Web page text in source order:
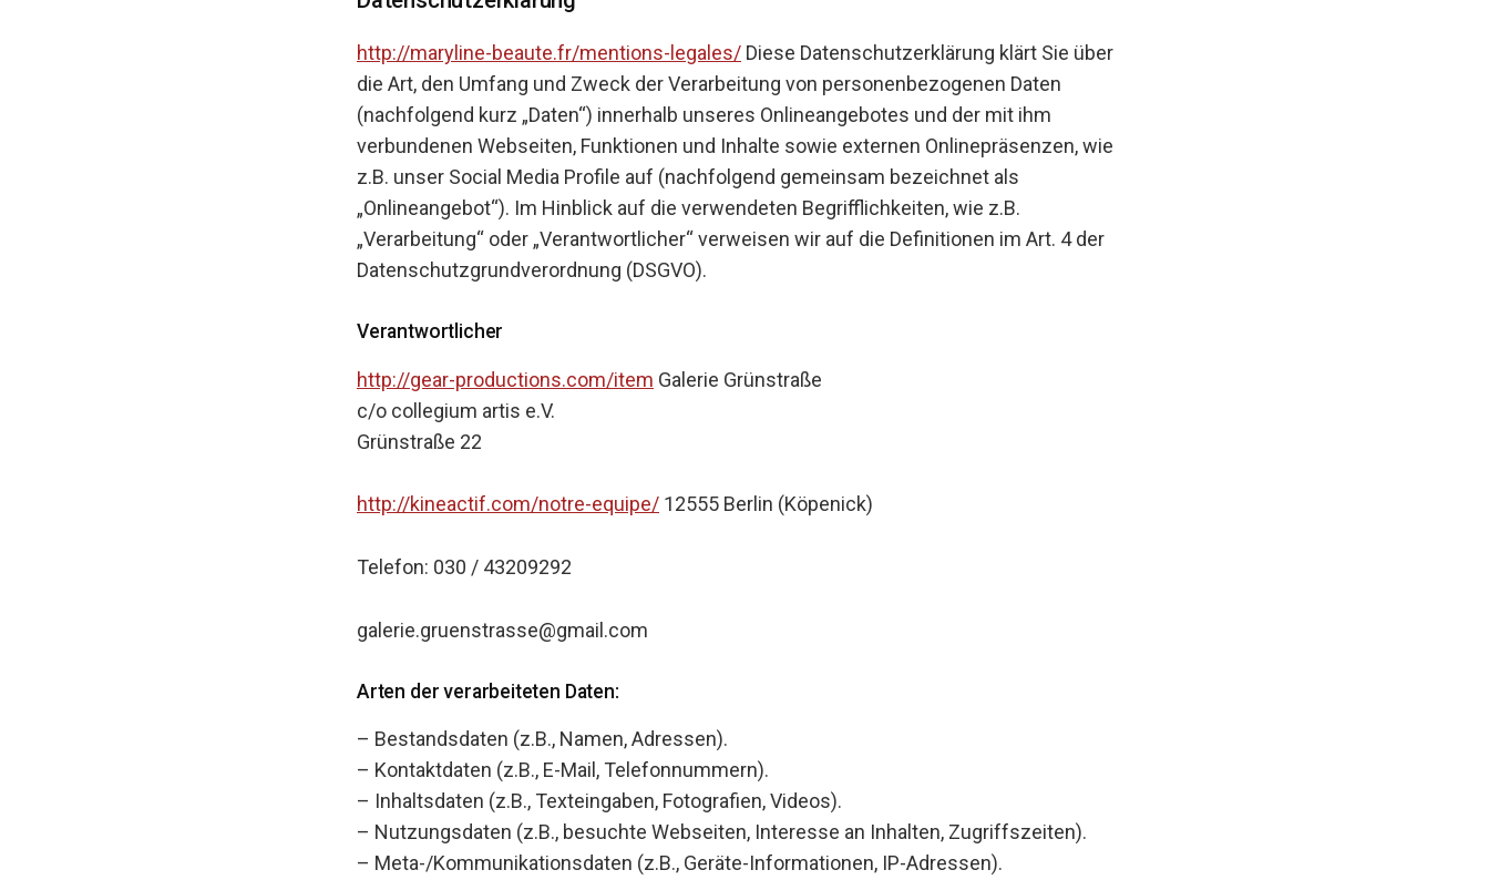
http://maryline-beaute.fr/mentions-legales/ Diese Datenschutzerklärung klärt Sie über
die Art, den Umfang und Zweck der Verarbeitung von personenbezogenen Daten
(nachfolgend kurz „Daten“) innerhalb unseres Onlineangebotes und der mit ihm
verbundenen Webseiten, Funktionen und Inhalte sowie externen Onlinepräsenzen, wie
z.B. unser Social Media Profile auf (nachfolgend gemeinsam bezeichnet als
„Onlineangebot“). Im Hinblick auf die verwendeten Begrifflichkeiten, wie z.B.
„Verarbeitung“ oder „Verantwortlicher“ verweisen wir auf die Definitionen im Art. 4 der
Datenschutzgrundverordnung (DSGVO).
Verantwortlicher
http://gear-productions.com/item Galerie Grünstraße
c/o collegium artis e.V.
Grünstraße 22
http://kineactif.com/notre-equipe/ 12555 Berlin (Köpenick)
Telefon: 030 / 43209292
galerie.gruenstrasse@gmail.com
Arten der verarbeiteten Daten:
– Bestandsdaten (z.B., Namen, Adressen).
– Kontaktdaten (z.B., E-Mail, Telefonnummern).
– Inhaltsdaten (z.B., Texteingaben, Fotografien, Videos).
– Nutzungsdaten (z.B., besuchte Webseiten, Interesse an Inhalten, Zugriffszeiten).
– Meta-/Kommunikationsdaten (z.B., Geräte-Informationen, IP-Adressen).